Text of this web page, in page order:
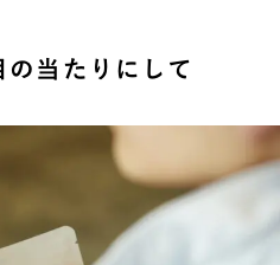
の当たりにして